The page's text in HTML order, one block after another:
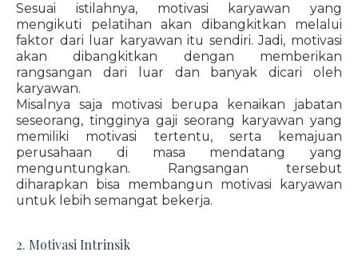
Sesuai istilahnya, motivasi karyawan yang
mengikuti pelatihan akan dibangkitkan melalui
faktor dari luar karyawan itu sendiri. Jadi, motivasi
akan dibangkitkan dengan memberikan
rangsangan dari luar dan banyak dicari oleh
karyawan.
Misalnya saja motivasi berupa kenaikan jabatan
seseorang, tingginya gaji seorang karyawan yang
memiliki motivasi tertentu, serta kemajuan
perusahaan di masa mendatang yang
menguntungkan. Rangsangan tersebut
diharapkan bisa membangun motivasi karyawan
untuk lebih semangat bekerja.
2. Motivasi Intrinsik